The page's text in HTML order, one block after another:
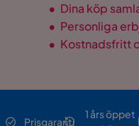
• Dina köp
• Personliga
• Kostnadsfritt
Prisgaranti
1 års öppet